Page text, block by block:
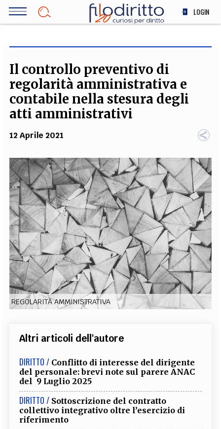
Salta
LOGIN
SOCIETÀ
MEDICINA
SCIENZA
STORIA E FILOSOFIA
TEAM
FILODIRITTO REDAZIONE COMITATO SCIENTIFICO AUTORI CURATORI
FOTOGRAFI
PARTNER COLLABORA CON NOI
EXTRA
CODICI RUBRICHE LIBRI PROCEEDINGS PUBBLICITÀ CONTATTI
SOCIAL MEDIA
Il controllo preventivo di
regolarità amministrativa e
contabile nella stesura degli
atti amministrativi
12 Aprile 2021
REGOLARITÀ AMMINISTRATIVA
Altri articoli dell'autore
DIRITTO / Conflitto di interesse del dirigente
del personale: brevi note sul parere ANAC
del 9 Luglio 2025
DIRITTO / Sottoscrizione del contratto
collettivo integrativo oltre l’esercizio di
riferimento